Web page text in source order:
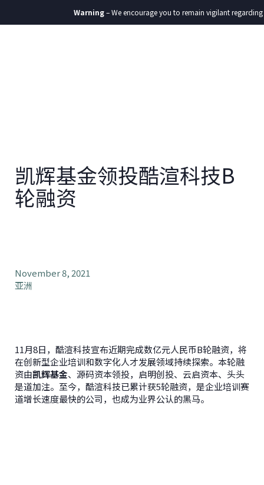
Warning– We encourage you to remain vigilant regarding
凯辉基金领投酷渲科技B
轮融资
November 8, 2021
亚洲
11月8日，酷渲科技宣布近期完成数亿元人民币B轮融资，将
在创新型企业培训和数字化人才发展领域持续探索。本轮融
资由凯辉基金、源码资本领投，启明创投、云启资本、头头
是道加注。至今，酷渲科技已累计获5轮融资，是企业培训赛
道增长速度最快的公司，也成为业界公认的黑马。